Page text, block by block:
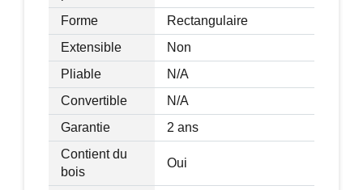
Forme
Rectangulaire
Extensible
Non
Pliable
N/A
Convertible
N/A
Garantie
2 ans
Contient du
bois
Oui